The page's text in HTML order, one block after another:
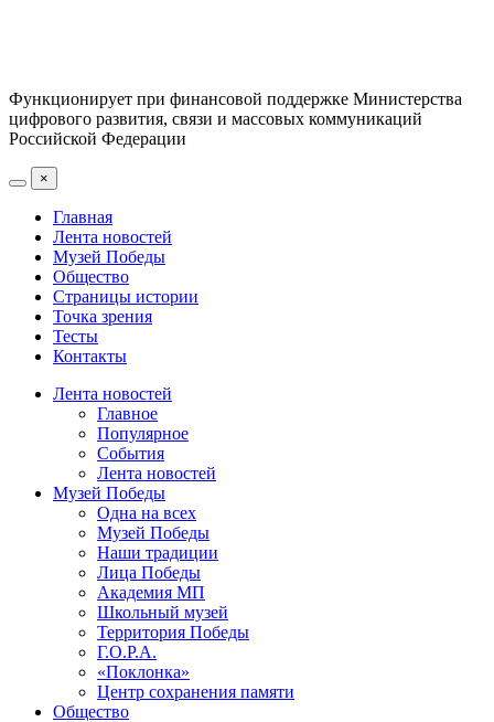
Функционирует при финансовой поддержке Министерства
цифрового развития, связи и массовых коммуникаций
Российской Федерации
×
Главная
Лента новостей
Музей Победы
Общество
Страницы истории
Точка зрения
Тесты
Контакты
Лента новостей
Главное
Популярное
События
Лента новостей
Музей Победы
Одна на всех
Музей Победы
Наши традиции
Лица Победы
Академия МП
Школьный музей
Территория Победы
Г.О.Р.А.
«Поклонка»
Центр сохранения памяти
Общество